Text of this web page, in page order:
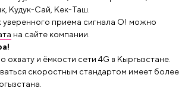
Кудук-Сай, Кек-Таш.
приема сигнала О! можно
на сайте компании.
охвату и ёмкости сети 4G в Кыргызстане.
скоростным стандартом имеет более